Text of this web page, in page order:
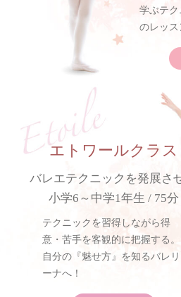
学ぶテ
のレッス
エトワールクラス
バレエテクニックを発展さ
小学6～中学1年生 / 75分
テクニックを習得しながら得
意・苦手を客観的に把握する。
自分の『魅せ方』を知るバレリ
ーナへ！